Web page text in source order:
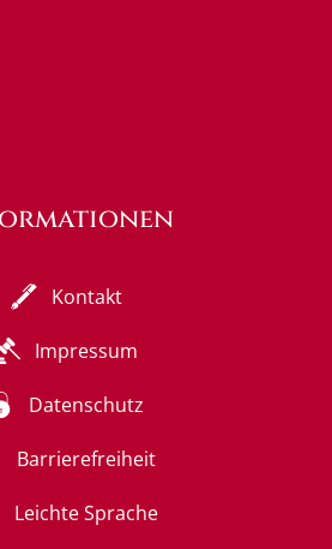
Kontakt
Impressum
Datenschutz
Barrierefreiheit
Leichte Sprache